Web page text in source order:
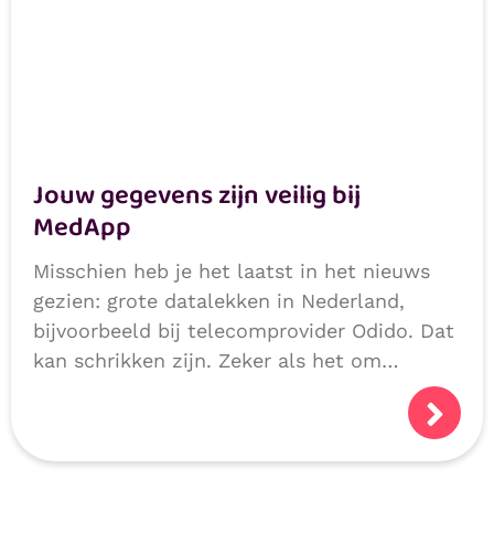
Jouw gegevens zijn veilig bij
MedApp
Misschien heb je het laatst in het nieuws
gezien: grote datalekken in Nederland,
bijvoorbeeld bij telecomprovider Odido. Dat
kan schrikken zijn. Zeker als het om
persoonlijke of medische gegevens gaat.
Logisch dat je je afvraagt: hoe veilig zijn